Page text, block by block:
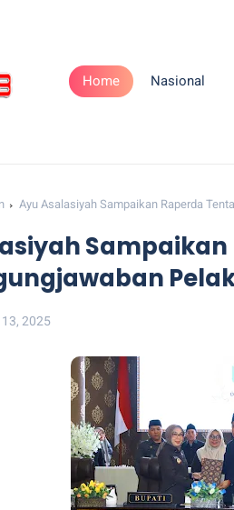
Home Nasional
Ayu Asalasiyah Sampaikan Raperda
2025